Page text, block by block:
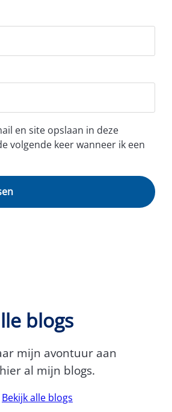
en site opslaan in deze
volgende keer wanneer ik een
blogs
mijn avontuur aan
al mijn blogs.
Bekijk alle blogs